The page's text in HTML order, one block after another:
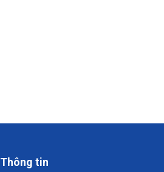
Thông tin